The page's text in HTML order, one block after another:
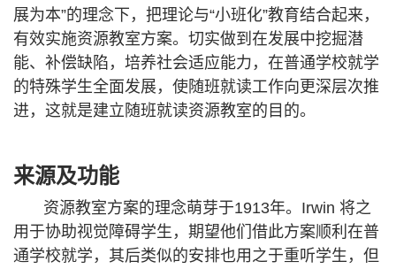
展为本”的理念下，把理论与“小班化”教育结合起来，
有效实施资源教室方案。切实做到在发展中挖掘潜
能、补偿缺陷，培养社会适应能力，在普通学校就学
的特殊学生全面发展，使随班就读工作向更深层次推
进，这就是建立随班就读资源教室的目的。
来源及功能
资源教室方案的理念萌芽于1913年。Irwin 将之
用于协助视觉障碍学生，期望他们借此方案顺利在普
通学校就学，其后类似的安排也用之于重听学生，但